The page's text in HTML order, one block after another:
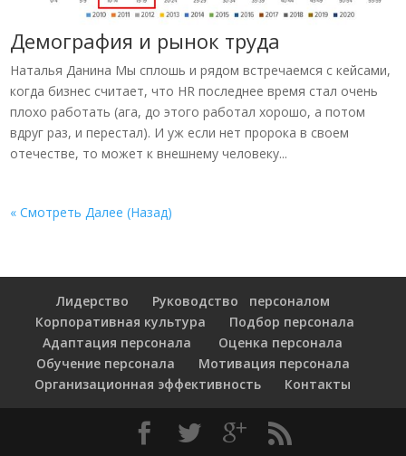
Демография и рынок труда
Наталья Данина Мы сплошь и рядом встречаемся с кейсами,
когда бизнес считает, что HR последнее время стал очень
плохо работать (ага, до этого работал хорошо, а потом
вдруг раз, и перестал). И уж если нет пророка в своем
отечестве, то может к внешнему человеку...
« Смотреть Далее (Назад)
Лидерство
Руководство персоналом
Корпоративная культура
Подбор персонала
Адаптация персонала
Оценка персонала
Обучение персонала
Мотивация персонала
Организационная эффективность
Контакты